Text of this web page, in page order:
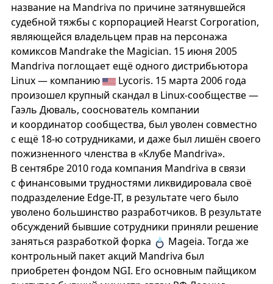
название на Mandriva по причине затянувшейся
судебной тяжбы с корпорацией Hearst Corporation,
являющейся владельцем прав на персонажа
комиксов Mandrake the Magician. 15 июня 2005
Mandriva поглощает ещё одного дистрибьютора
Linux — компанию
Lycoris. 15 марта 2006 года
произошел крупный скандал в Linux-сообществе —
Гаэль Дюваль, сооснователь компании
и координатор сообщества, был уволен совместно
с ещё 18-ю сотрудниками, и даже был лишён своего
пожизненного членства в «Клубе Mandriva».
В сентябре 2010 года компания Mandriva в связи
с финансовыми трудностями ликвидировала своё
подразделение Edge-IT, в результате чего было
уволено большинство разработчиков. В результате
обсуждений бывшие сотрудники приняли решение
заняться разработкой форка
Mageia. Тогда же
контрольный пакет акций Mandriva был
приобретен фондом NGI. Его основным пайщиком